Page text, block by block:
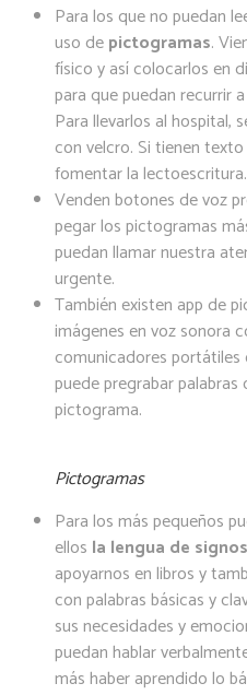
Para los que no puedan
uso depictogramas.
físico y así colocarlos en
para que puedan recurrir
Para llevarlos al hospital,
con velcro. Si tienen
fomentar la lectoescritura.
Venden botones de voz
pegar los pictogramas
puedan llamar nuestra
urgente.
También existen app de
imágenes en voz sonora
comunicadores portátiles
puede pregrabar
pictograma.
Pictogramas
Para los más pequeños
ellos la lengua de signos
apoyarnos en libros y
con palabras básicas y
sus necesidades y
puedan hablar
más haber aprendido lo